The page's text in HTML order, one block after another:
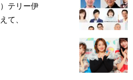
テリー伊
て、
AD